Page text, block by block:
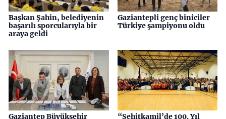
Başkan Şahin, belediyenin
başarılı sporcularıyla bir
araya geldi
Gaziantepli genç biniciler
Türkiye şampiyonu oldu
Gaziantep Büyükşehir “Şehitkamil’de 100. Yıl